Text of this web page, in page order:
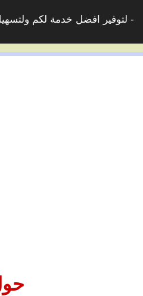
لتوفير افضل خدمة لكم